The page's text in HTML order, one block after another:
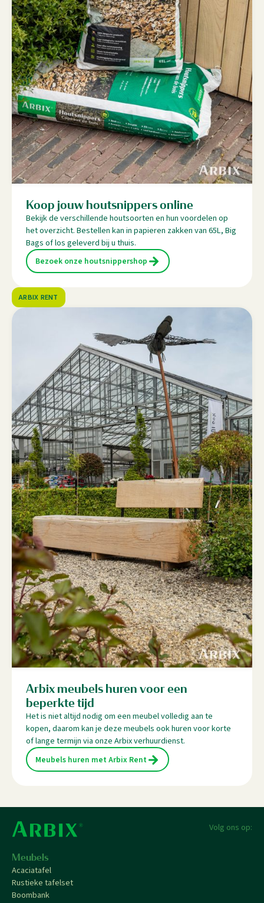
Koop jouw houtsnippers online
Bekijk de verschillende houtsoorten en hun voordelen op
het overzicht. Bestellen kan in papieren zakken van 65L, Big
Bags of los geleverd bij u thuis.
Bezoek onze houtsnippershop
ARBIX RENT
Arbix meubels huren voor een
beperkte tijd
Het is niet altijd nodig om een meubel volledig aan te
kopen, daarom kan je deze meubels ook huren voor korte
of lange termijn via onze Arbix verhuurdienst.
Meubels huren met Arbix Rent
Volg ons op:
Meubels
Acaciatafel
Rustieke tafelset
Boombank